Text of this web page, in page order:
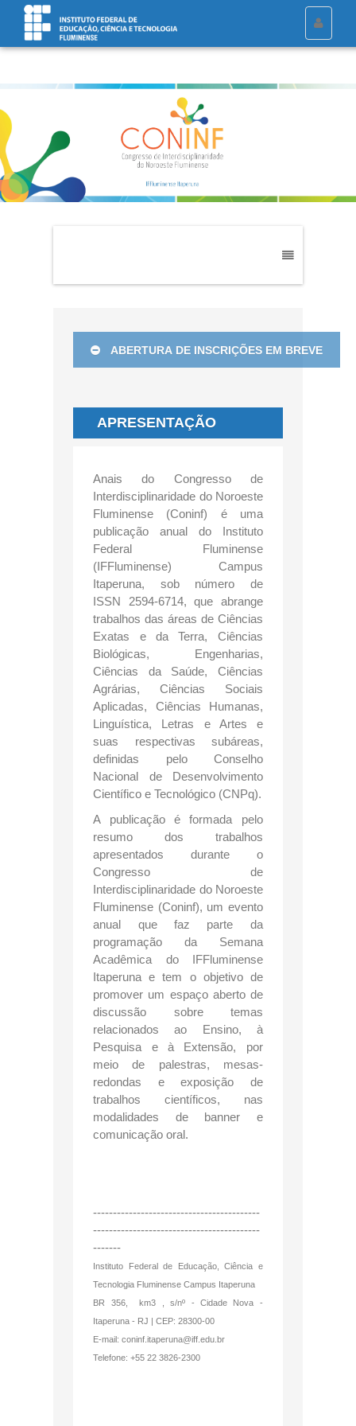
Toggle
Toggle
ABERTURA DE INSCRIÇÕES EM BREVE
APRESENTAÇÃO
Anais do Congresso de
Interdisciplinaridade do Noroeste
Fluminense (Coninf) é uma
publicação anual do Instituto
Federal Fluminense
(IFFluminense) Campus
Itaperuna, sob número de
ISSN 2594-6714, que abrange
trabalhos das áreas de Ciências
Exatas e da Terra, Ciências
Biológicas, Engenharias,
Ciências da Saúde, Ciências
Agrárias, Ciências Sociais
Aplicadas, Ciências Humanas,
Linguística, Letras e Artes e
suas respectivas subáreas,
definidas pelo Conselho
Nacional de Desenvolvimento
Científico e Tecnológico (CNPq).
A publicação é formada pelo
resumo dos trabalhos
apresentados durante o
Congresso de
Interdisciplinaridade do Noroeste
Fluminense (Coninf), um evento
anual que faz parte da
programação da Semana
Acadêmica do IFFluminense
Itaperuna e tem o objetivo de
promover um espaço aberto de
discussão sobre temas
relacionados ao Ensino, à
Pesquisa e à Extensão, por
meio de palestras, mesas-
redondas e exposição de
trabalhos científicos, nas
modalidades de banner e
comunicação oral.
------------------------------------------
------------------------------------------
-------
Instituto Federal de Educação, Ciência e
Tecnologia Fluminense Campus Itaperuna
BR 356, km3 , s/nº - Cidade Nova -
Itaperuna - RJ | CEP: 28300-00
E-mail: coninf.itaperuna@iff.edu.br
Telefone: +55 22 3826-2300